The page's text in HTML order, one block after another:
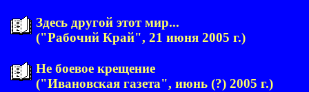
Здесь другой этот мир...
("Рабочий Край", 21 июня 2005 г.)
Не боевое крещение
("Ивановская газета", июнь (?) 2005 г.)